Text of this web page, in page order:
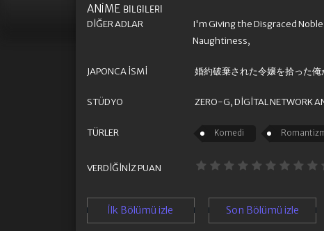
ANIMEBILGILERI
DIĞER ADLAR
I'm Giving the Disgraced Noble
Naughtiness,
JAPONCA İSMI 婚約破棄された令嬢を拾った
STÜDYO ZERO-G, DIGITAL NETWORK
TÜRLER Komedi
VERDIĞINIZ PUAN
İlk Bölümü izle Son Bölümü izle